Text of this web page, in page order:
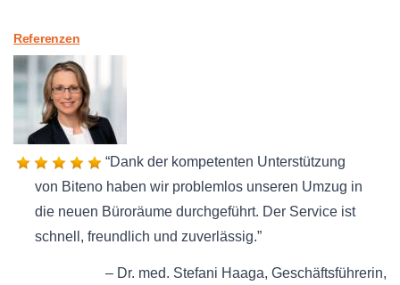
Referenzen
Dank der kompetenten Unterstützung
von Biteno haben wir problemlos unseren Umzug in
die neuen Büroräume durchgeführt. Der Service ist
schnell, freundlich und zuverlässig.
Dr. med. Stefani Haaga Geschäftsführerin